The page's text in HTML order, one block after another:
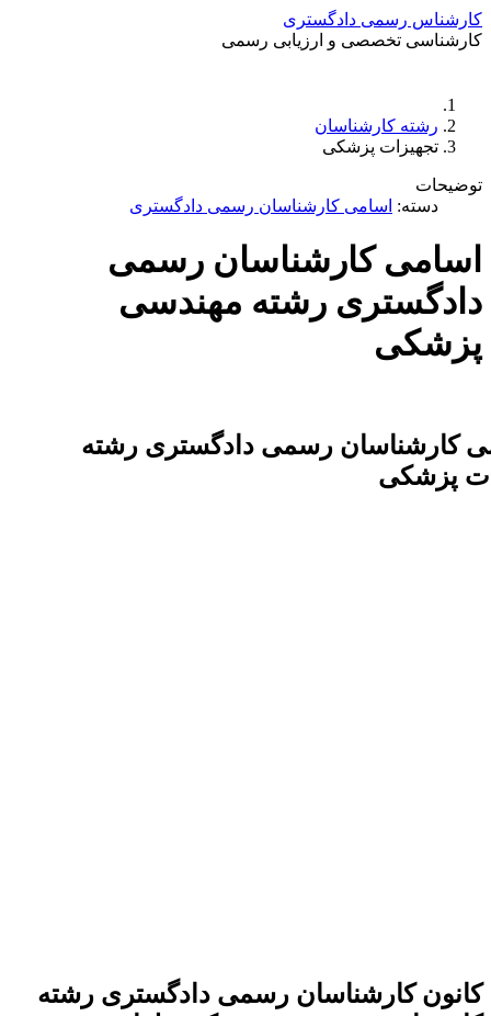
کارشناس رسمی دادگستری
کارشناسی تخصصی و ارزیابی رسمی
رشته کارشناسان
تجهیزات پزشکی
توضیحات
دسته: اسامی کارشناسان رسمی دادگستری
اسامی کارشناسان رسمی
دادگستری رشته مهندسی
پزشکی
کانون کارشناسان رسمی دادگستری رشته